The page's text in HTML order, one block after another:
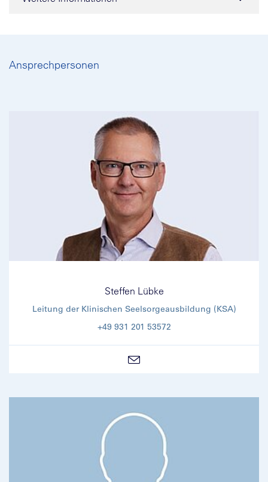
Ansprechpersonen
Steffen Lübke
Leitung der Klinischen Seelsorgeausbildung (KSA)
+49 931 201 53572